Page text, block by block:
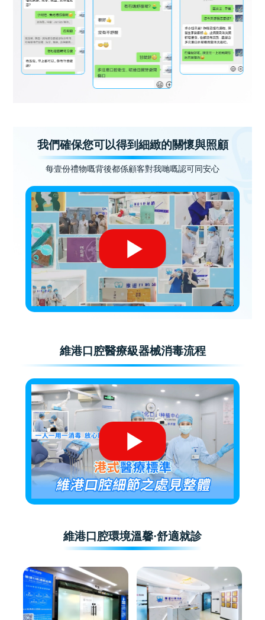
我們確保您可以得到細緻的關懷與照顧
每壹份禮物嘅背後都係顧客對我哋嘅認可同安心
維港口腔醫療級器械消毒流程
維港口腔環境溫馨·舒適就診